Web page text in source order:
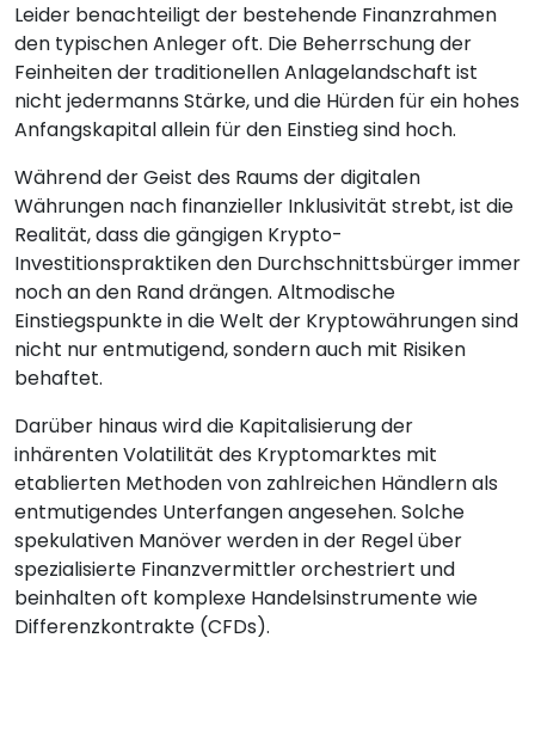
Leider benachteiligt der bestehende Finanzrahmen
den typischen Anleger oft. Die Beherrschung der
Feinheiten der traditionellen Anlagelandschaft ist
nicht jedermanns Stärke, und die Hürden für ein hohes
Anfangskapital allein für den Einstieg sind hoch.
Während der Geist des Raums der digitalen
Währungen nach finanzieller Inklusivität strebt, ist die
Realität, dass die gängigen Krypto-
Investitionspraktiken den Durchschnittsbürger immer
noch an den Rand drängen. Altmodische
Einstiegspunkte in die Welt der Kryptowährungen sind
nicht nur entmutigend, sondern auch mit Risiken
behaftet.
Darüber hinaus wird die Kapitalisierung der
inhärenten Volatilität des Kryptomarktes mit
etablierten Methoden von zahlreichen Händlern als
entmutigendes Unterfangen angesehen. Solche
spekulativen Manöver werden in der Regel über
spezialisierte Finanzvermittler orchestriert und
beinhalten oft komplexe Handelsinstrumente wie
Differenzkontrakte (CFDs).